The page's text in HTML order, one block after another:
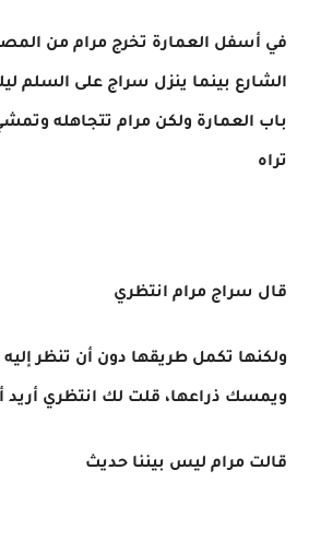
في أسفل العمارة تخرج مرام من
الشارع بينما ينزل سراج على السلم
باب العمارة ولكن مرام تتجاهله
تراه
قال سراج مرام انتظري
ولكنها تكمل طريقها دون أن تنظر
ويمسك ذراعها، قلت لك انتظري أريد
قالت مرام ليس بيننا حديث